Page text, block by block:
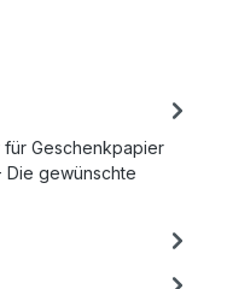
für Geschenkpapier
Die gewünschte